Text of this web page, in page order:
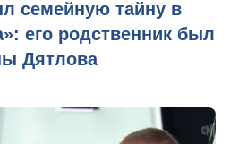
семейную тайну в
его родственник был
Дятлова